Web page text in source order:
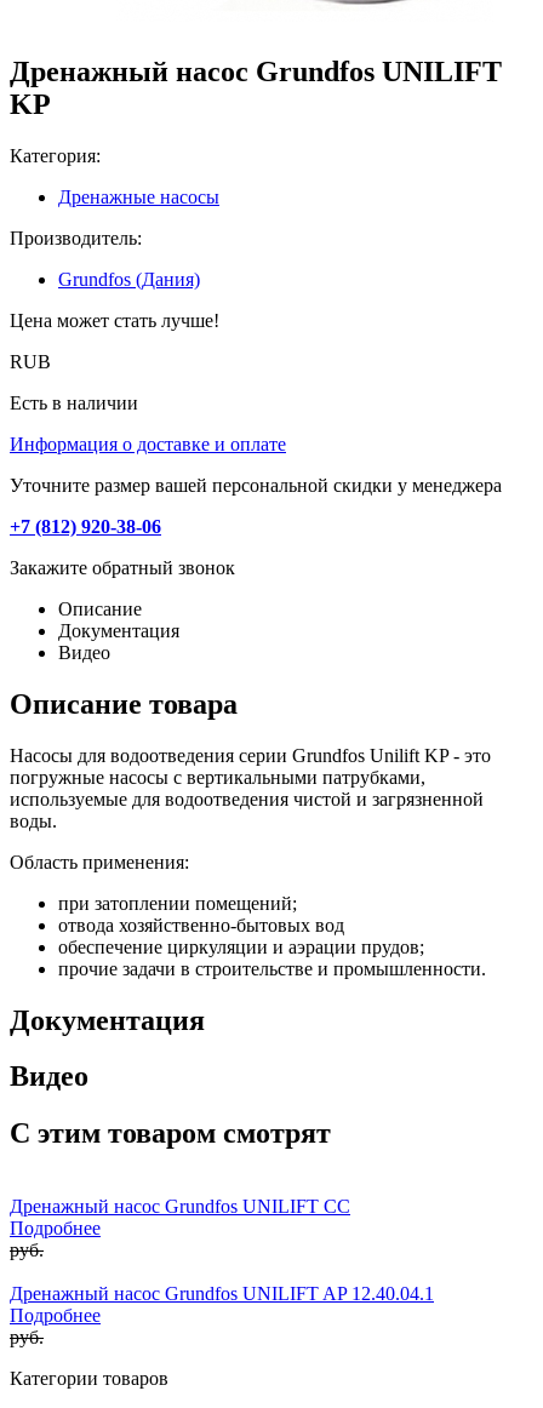
Дренажный насос Grundfos UNILIFT
KP
Категория:
Дренажные насосы
Производитель:
Grundfos (Дания)
Цена может стать лучше!
RUB
Есть в наличии
Информация о доставке и оплате
Уточните размер вашей персональной скидки у менеджера
+7 (812) 920-38-06
Закажите обратный звонок
Описание
Документация
Видео
Описание товара
Насосы для водоотведения серии Grundfos Unilift KP - это
погружные насосы с вертикальными патрубками,
используемые для водоотведения чистой и загрязненной
воды.
Область применения:
при затоплении помещений;
отвода хозяйственно-бытовых вод
обеспечение циркуляции и аэрации прудов;
прочие задачи в строительстве и промышленности.
Документация
Видео
С этим товаром смотрят
Дренажный насос Grundfos UNILIFT CC
Подробнее
руб.
Дренажный насос Grundfos UNILIFT AP 12.40.04.1
Подробнее
руб.
Категории товаров